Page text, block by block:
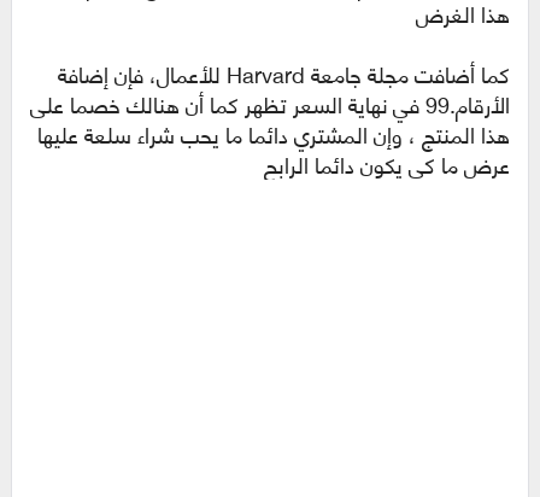
هذا الغرض
كما أضافت مجلة جامعة Harvard للأعمال، فإن إضافة
الأرقام.99 في نهاية السعر تظهر كما أن هنالك خصما على
هذا المنتج ، وإن المشتري دائما ما يحب شراء سلعة عليها
عرض ما كي يكون دائما الرابح